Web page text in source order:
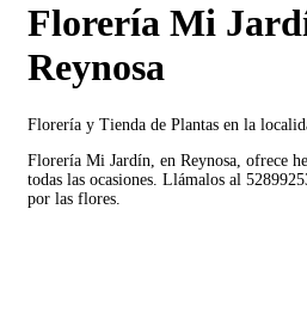
Florería Mi
Reynosa
Florería y Tienda de Plantas en la
Florería Mi Jardín, en Reynosa, ofrece
todas las ocasiones. Llámalos al
por las flores.